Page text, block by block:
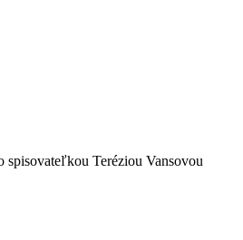
spisovateľkou Teréziou Vansovou